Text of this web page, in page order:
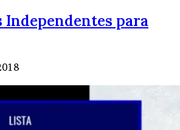
Independentes para